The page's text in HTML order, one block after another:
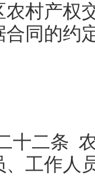
农村产权
合同的约
十二条
、工作人